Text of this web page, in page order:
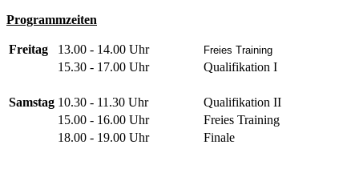
Programmzeiten
Freitag 13.00 - 14.00 Uhr Freies Training
15.30 - 17.00 Uhr Qualifikation I
Samstag 10.30 - 11.30 Uhr
Qualifikation II
15.00 - 16.00 Uhr
Freies Training
18.00 - 19.00 Uhr
Finale